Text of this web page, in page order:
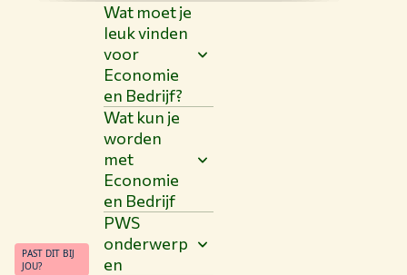
PAST DIT BIJ
JOU?
Wat moet je
leuk vinden
voor
Economie
en Bedrijf?
Wat kun je
worden
met
Economie
en Bedrijf
PWS
onderwerp
en